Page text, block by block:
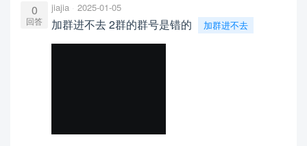
0
回答
jiajia 2025-01-05
加群进不去 2群的群号是错的 加群进不去